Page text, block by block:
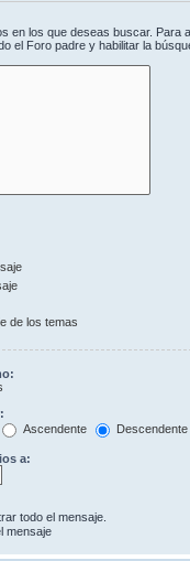
en los que deseas buscar. Para
el Foro padre y habilitar la
de los temas
Ascendente
Descendente
a:
todo el mensaje.
mensaje